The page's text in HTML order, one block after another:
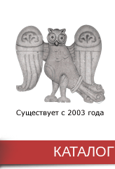
КАТАЛОГ